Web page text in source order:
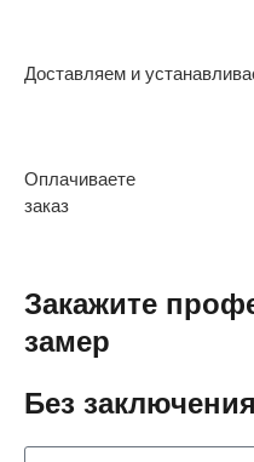
Доставляем и
Оплачиваете
заказ
Закажите
замер
Без